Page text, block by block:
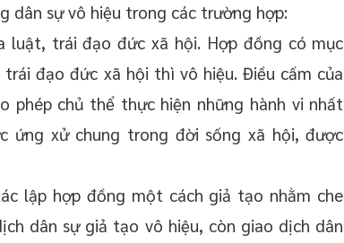
dân sự vô hiệu trong các trường hợp:
luật, trái đạo đức xã hội. Hợp đồng có mục
đạo đức xã hội thì vô hiệu. Điều cấm của
phép chủ thể thực hiện những hành vi nhất
ứng xử chung trong đời sống xã hội, được
lập hợp đồng một cách giả tạo nhằm che
dân sự giả tạo vô hiệu, còn giao dịch dân